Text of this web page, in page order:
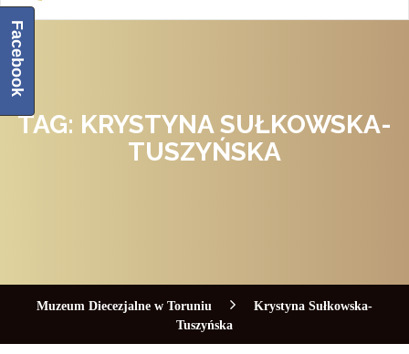
TAG: KRYSTYNA SUŁKOWSKA-
TUSZYŃSKA
Muzeum Diecezjalne w Toruniu
Krystyna Sułkowska-
Tuszyńska
Facebook